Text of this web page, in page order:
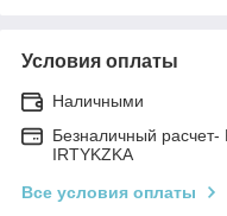
Условия оплаты
Наличными
Безналичный
IRTYKZKA
Все условия оплаты